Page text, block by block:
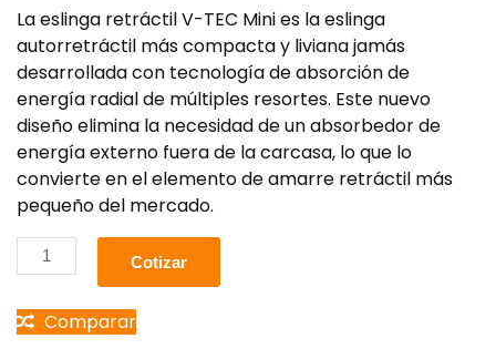
La eslinga retráctil V-TEC Mini es la eslinga
autorretráctil más compacta y liviana jamás
desarrollada con tecnología de absorción de
energía radial de múltiples resortes. Este nuevo
diseño elimina la necesidad de un absorbedor de
energía externo fuera de la carcasa, lo que lo
convierte en el elemento de amarre retráctil más
pequeño del mercado.
Cotizar
Comparar